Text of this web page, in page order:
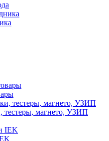
тестеры, магнето, УЗИП